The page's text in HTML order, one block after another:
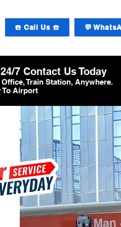
☎️ Call Us ☎️ 💬
7 Contact Us Today
Train Station, Anywhere.
To Airport